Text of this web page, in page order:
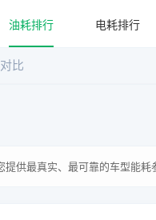
油耗排行 电耗排行
比
供最真实、最可靠的车型能耗